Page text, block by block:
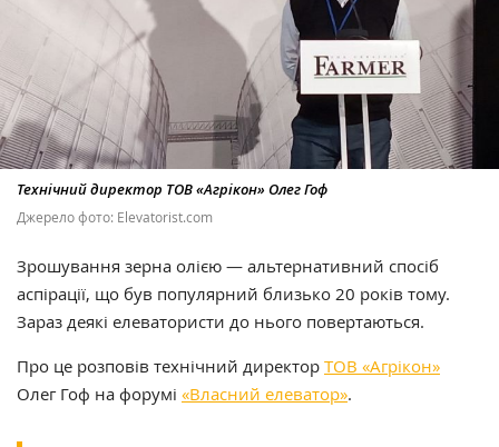
Технічний директор ТОВ «Агрікон» Олег Гоф
Джерело фото: Еlevatorist.com
Зрошування зерна олією — альтернативний спосіб
аспірації, що був популярний близько 20 років тому.
Зараз деякі елеватористи до нього повертаються.
Про це розповів технічний директор ТОВ «Агрікон»
Олег Гоф на форумі «Власний елеватор».